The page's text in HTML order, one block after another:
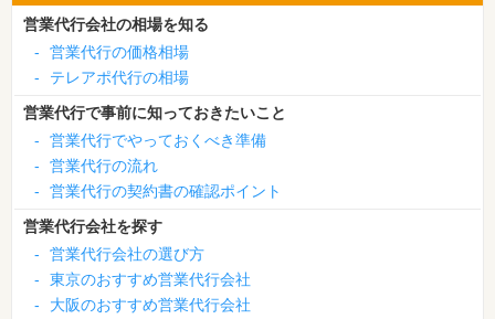
営業代行会社の相場を知る
-
営業代行の価格相場
-
テレアポ代行の相場
営業代行で事前に知っておきたいこと
-
営業代行でやっておくべき準備
-
営業代行の流れ
-
営業代行の契約書の確認ポイント
営業代行会社を探す
-
営業代行会社の選び方
-
東京のおすすめ営業代行会社
-
大阪のおすすめ営業代行会社